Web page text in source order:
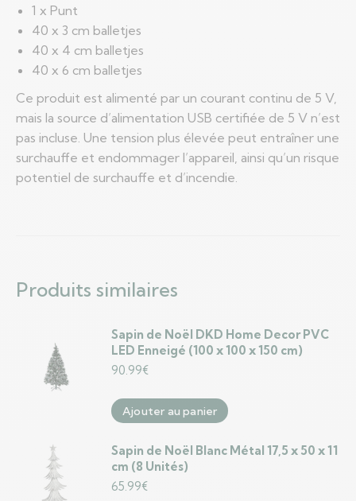
1 x Punt
40 x 3 cm balletjes
40 x 4 cm balletjes
40 x 6 cm balletjes
Ce produit est alimenté par un courant continu de 5 V,
mais la source d’alimentation USB certifiée de 5 V n’est
pas incluse. Une tension plus élevée peut entraîner une
surchauffe et endommager l’appareil, ainsi qu’un risque
potentiel de surchauffe et d’incendie.
Produits similaires
Sapin de Noël DKD Home Decor PVC
LED Enneigé (100 x 100 x 150 cm)
90.99€
Ajouter au panier
Sapin de Noël Blanc Métal 17,5 x 50 x 11
cm (8 Unités)
65.99€